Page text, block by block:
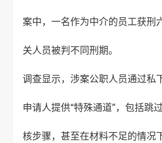
案中，一名作为中介的员工获刑
关人员被判不同刑期。
调查显示，涉案公职人员通过私
申请人提供“特殊通道”，包括跳
核步骤，甚至在材料不足的情况